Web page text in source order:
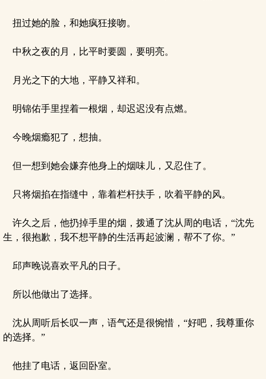
扭过她的脸，和她疯狂接吻。
中秋之夜的月，比平时要圆，要明亮。
月光之下的大地，平静又祥和。
明锦佑手里捏着一根烟，却迟迟没有点燃。
今晚烟瘾犯了，想抽。
但一想到她会嫌弃他身上的烟味儿，又忍住了。
只将烟掐在指缝中，靠着栏杆扶手，吹着平静的风。
许久之后，他扔掉手里的烟，拨通了沈从周的电话，“沈先
生，很抱歉，我不想平静的生活再起波澜，帮不了你。”
邱声晚说喜欢平凡的日子。
所以他做出了选择。
沈从周听后长叹一声，语气还是很惋惜，“好吧，我尊重你
的选择。”
他挂了电话，返回卧室。